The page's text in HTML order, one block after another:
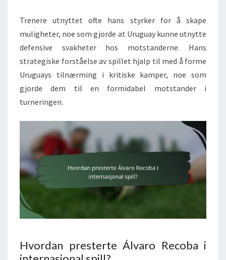
Trenere utnyttet ofte hans styrker for å skape
muligheter, noe som gjorde at Uruguay kunne utnytte
defensive svakheter hos motstanderne. Hans
strategiske forståelse av spillet hjalp til med å forme
Uruguays tilnærming i kritiske kamper, noe som
gjorde dem til en formidabel motstander i
turneringen.
Hvordan presterte Álvaro Recoba i